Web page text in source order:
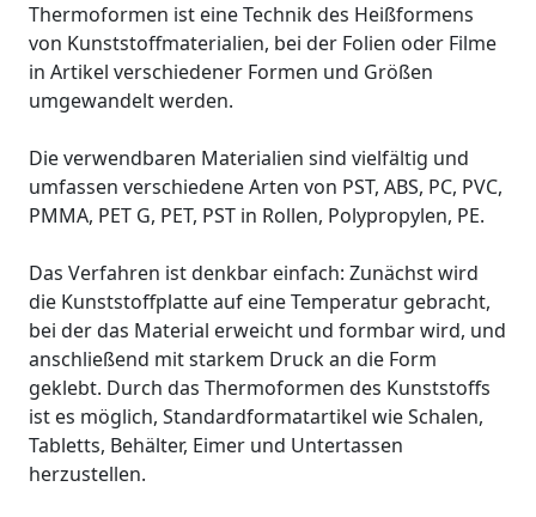
Thermoformen ist eine Technik des Heißformens
von Kunststoffmaterialien, bei der Folien oder Filme
in Artikel verschiedener Formen und Größen
umgewandelt werden.
Die verwendbaren Materialien sind vielfältig und
umfassen verschiedene Arten von PST, ABS, PC, PVC,
PMMA, PET G, PET, PST in Rollen, Polypropylen, PE.
Das Verfahren ist denkbar einfach: Zunächst wird
die Kunststoffplatte auf eine Temperatur gebracht,
bei der das Material erweicht und formbar wird, und
anschließend mit starkem Druck an die Form
geklebt. Durch das Thermoformen des Kunststoffs
ist es möglich, Standardformatartikel wie Schalen,
Tabletts, Behälter, Eimer und Untertassen
herzustellen.